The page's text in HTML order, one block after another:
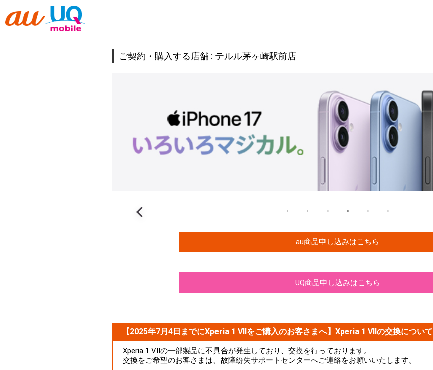
ご契約・購入する店舗 : テルル茅ヶ崎駅前店
au商品申し込みはこちら
UQ商品申し込みはこちら
【2025年7月4日までにXperia 1 VIIをご購入のお客さまへ】Xperia 1 VIIの交換について
Xperia 1 VIIの一部製品に不具合が発生しており、交換を行っております。
交換をご希望のお客さまは、故障紛失サポートセンターへご連絡をお願いいたします。